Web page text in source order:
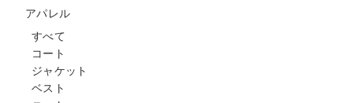
アパレル
すべて
コート
ジャケット
ベスト